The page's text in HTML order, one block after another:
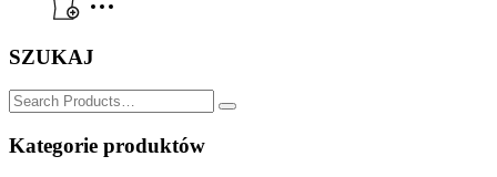
SZUKAJ
SZUKAJ
for:
Kategorie produktów